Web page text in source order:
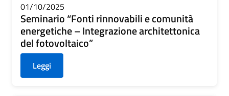
01/10/2025
Seminario “Fonti rinnovabili e comunità
energetiche – Integrazione architettonica
del fotovoltaico”
Leggi